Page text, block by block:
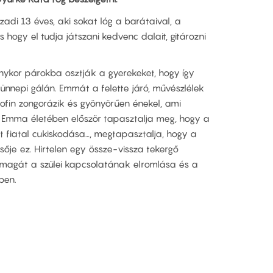
13 éves, aki sokat lóg a barátaival, a
hogy el tudja játszani kedvenc dalait, gitározni
párokba osztják a gyerekeket, hogy így
gálán. Emmát a felette járó, művészlélek
zongorázik és gyönyörűen énekel, ami
életében először tapasztalja meg, hogy a
fiatal cukiskodása…, megtapasztalja, hogy a
ez. Hirtelen egy össze-vissza tekergő
a szülei kapcsolatának elromlása és a